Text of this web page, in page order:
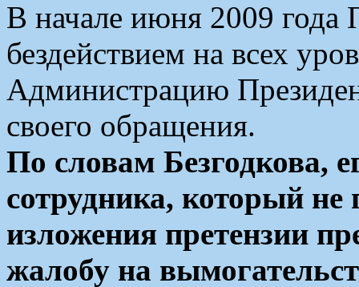
В начале июня 2009 года
бездействием на всех
Администрацию
своего обращения.
По словам Безгодкова,
сотрудника, который не
изложения претензии
жалобу на